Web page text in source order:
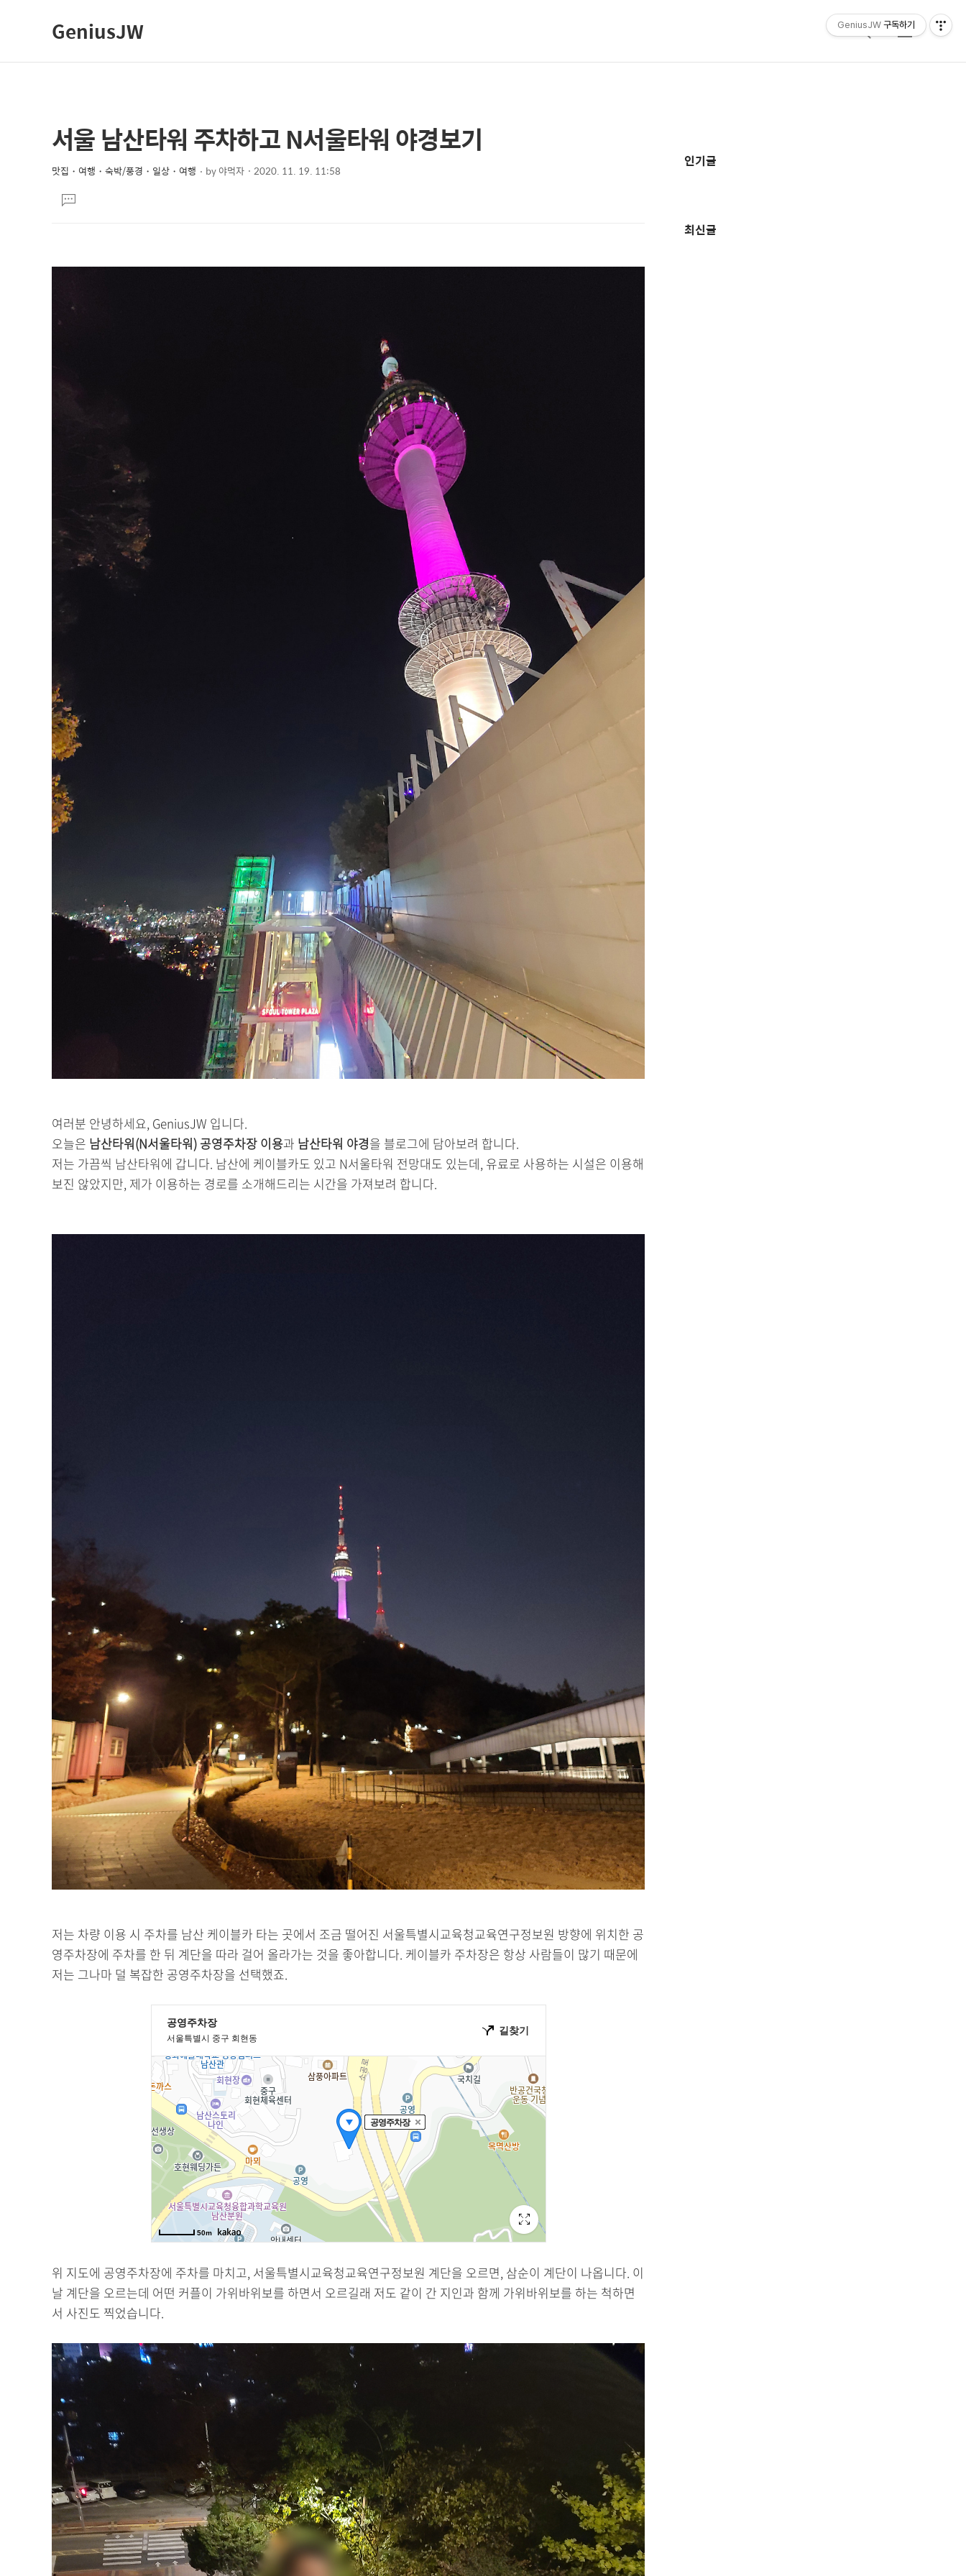
GeniusJW
검
메
상
컨
텐
본
문
제
서울 남산타워 주차하고 N서울타워 야경보기
맛집・여행・숙박/풍경・일상・여행 by야먹자 2020. 11. 19. 11:58
문댓
글
여러분 안녕하세요, GeniusJW 입니다.
오늘은 남산타워(N서울타워) 공영주차장 이용과 남산타워 야경을 블로그에 담아보려 합니다.
저는 가끔씩 남산타워에 갑니다. 남산에 케이블카도 있고 N서울타워 전망대도 있는데, 유료로 사용하는 시설은 이용해
보진 않았지만, 제가 이용하는 경로를 소개해드리는 시간을 가져보려 합니다.
저는 차량 이용 시 주차를 남산 케이블카 타는 곳에서 조금 떨어진 서울특별시교육청교육연구정보원 방향에 위치한 공
영주차장에 주차를 한 뒤 계단을 따라 걸어 올라가는 것을 좋아합니다. 케이블카 주차장은 항상 사람들이 많기 때문에
저는 그나마 덜 복잡한 공영주차장을 선택했죠.
위 지도에 공영주차장에 주차를 마치고, 서울특별시교육청교육연구정보원 계단을 오르면, 삼순이 계단이 나옵니다. 이
날 계단을 오르는데 어떤 커플이 가위바위보를 하면서 오르길래 저도 같이 간 지인과 함께 가위바위보를 하는 척하면
서 사진도 찍었습니다.
가
인기글
최신글
GeniusJW 구독하기